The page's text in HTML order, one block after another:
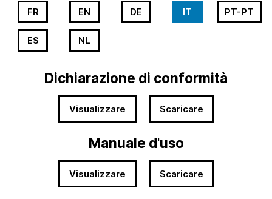
FR EN DE IT PT-PT
ES NL
Dichiarazione di conformità
Visualizzare Scaricare
Manuale d'uso
Visualizzare Scaricare